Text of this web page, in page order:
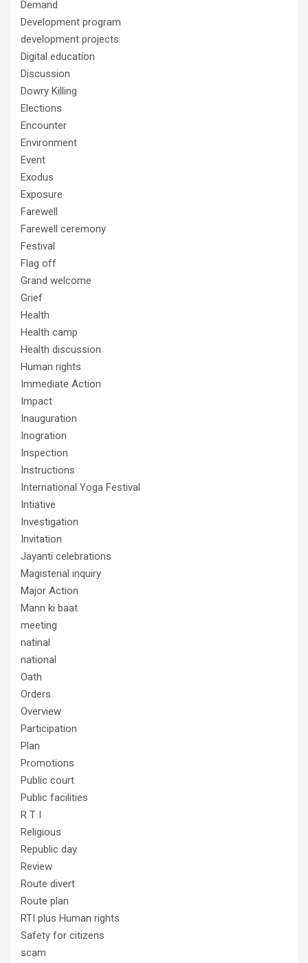
Demand
Development program
development projects
Digital education
Discussion
Dowry Killing
Elections
Encounter
Environment
Event
Exodus
Exposure
Farewell
Farewell ceremony
Festival
Flag off
Grand welcome
Grief
Health
Health camp
Health discussion
Human rights
Immediate Action
Impact
Inauguration
Inogration
Inspection
Instructions
International Yoga Festival
Intiative
Investigation
Invitation
Jayanti celebrations
Magisterial inquiry
Major Action
Mann ki baat
meeting
natinal
national
Oath
Orders
Overview
Participation
Plan
Promotions
Public court
Public facilities
R T I
Religious
Republic day
Review
Route divert
Route plan
RTI plus Human rights
Safety for citizens
scam